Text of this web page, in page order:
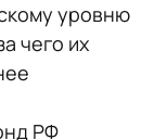
уровню
чего их
РФ